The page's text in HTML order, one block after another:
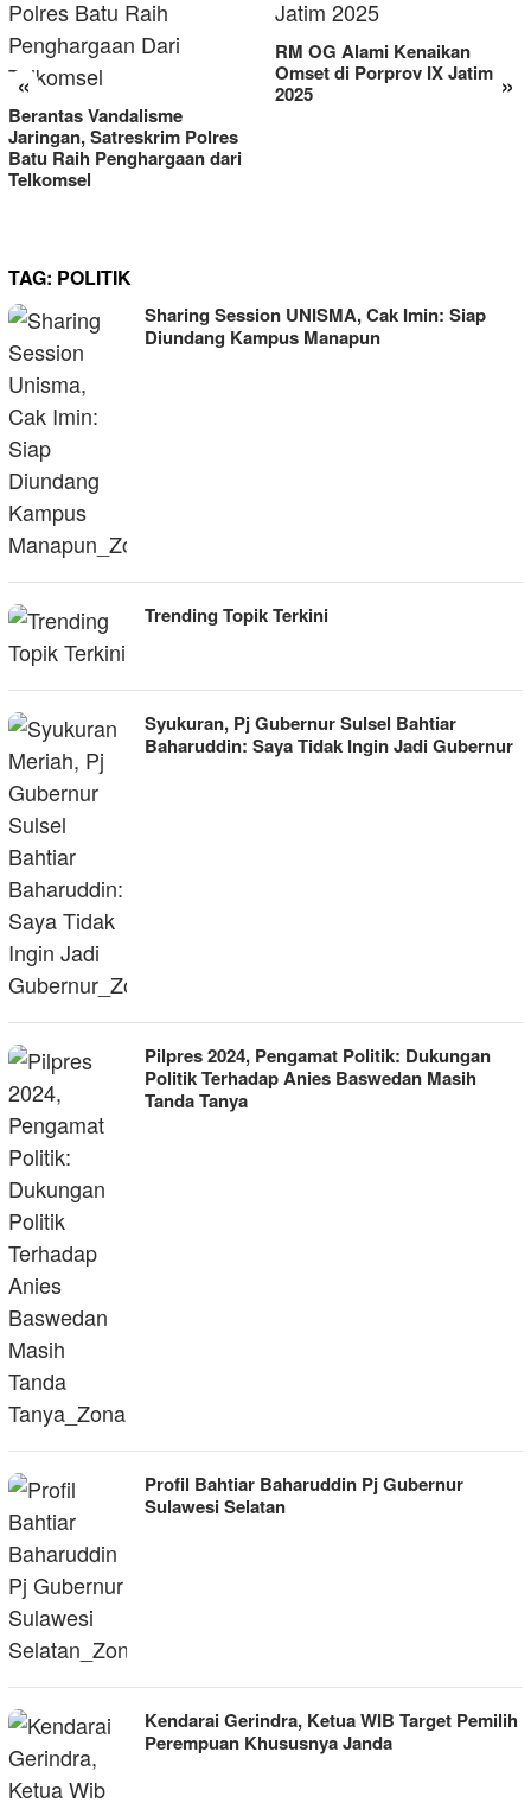
« »
Berantas Vandalisme
Jaringan, Satreskrim Polres
Batu Raih Penghargaan dari
Telkomsel
RM OG Alami Kenaikan
Omset di Porprov IX Jatim
2025
TAG: POLITIK
Sharing Session UNISMA, Cak Imin: Siap
Diundang Kampus Manapun
Trending Topik Terkini
Syukuran, Pj Gubernur Sulsel Bahtiar
Baharuddin: Saya Tidak Ingin Jadi Gubernur
Pilpres 2024, Pengamat Politik: Dukungan
Politik Terhadap Anies Baswedan Masih
Tanda Tanya
Profil Bahtiar Baharuddin Pj Gubernur
Sulawesi Selatan
Kendarai Gerindra, Ketua WIB Target Pemilih
Perempuan Khususnya Janda